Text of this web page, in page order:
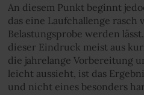
An diesem Punkt beginnt
das eine Laufchallenge rasch
Belastungsprobe werden
dieser Eindruck meist aus
die jahrelange Vorbereitung
leicht aussieht, ist das
und nicht eines besonders